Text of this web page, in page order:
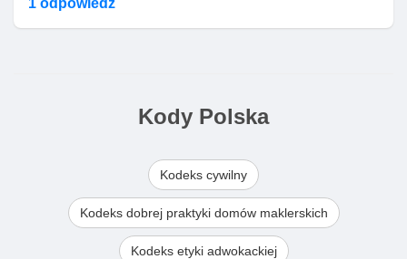
1 odpowiedź
Kody Polska
Kodeks cywilny
Kodeks dobrej praktyki domów maklerskich
Kodeks etyki adwokackiej